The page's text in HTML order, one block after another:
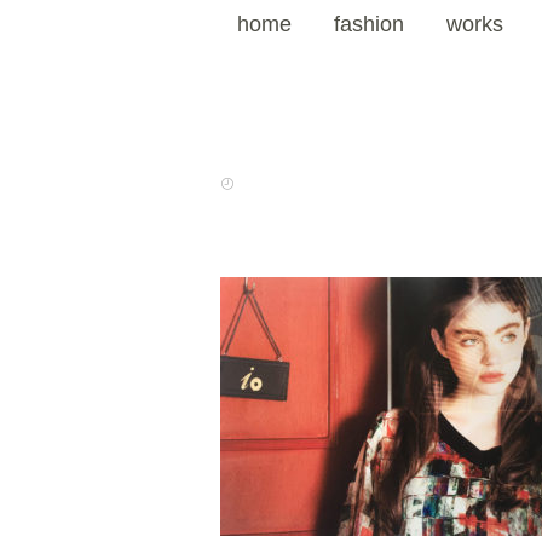
home fashion works